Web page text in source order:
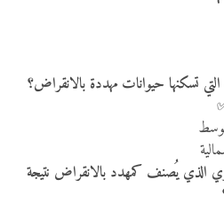
تسكنها حيوانات مهددة بالانقراض؟
الذي يُصنف كمهدد بالانقراض نتيجة